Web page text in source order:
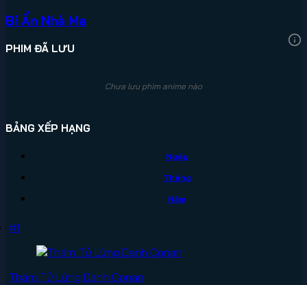
Bí Ẩn Nhà Ma
PHIM ĐÃ LƯU
Chưa lưu phim anime nào
BẢNG XẾP HẠNG
Ngày
Tháng
Năm
#1
Thám Tử Lừng Danh Conan